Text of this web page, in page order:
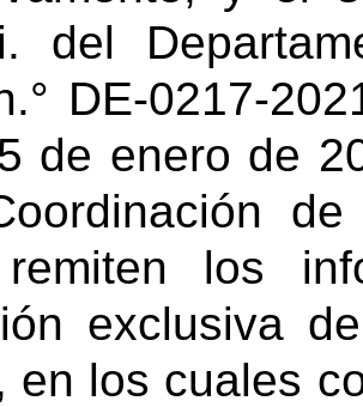
del
DE-0217-
de enero de
los
exclusiva
en los cuales